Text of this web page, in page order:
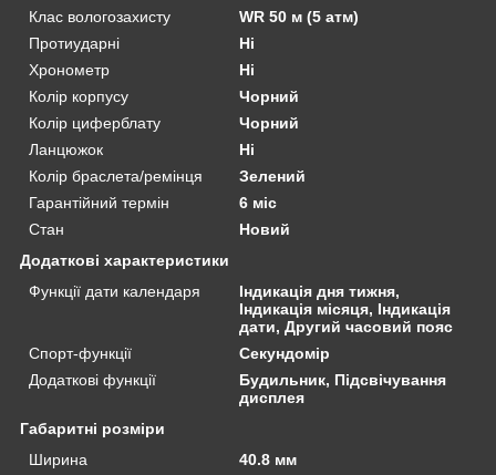
Клас вологозахисту
WR 50 м (5 атм)
Протиударні
Ні
Хронометр
Ні
Колір корпусу
Чорний
Колір циферблату
Чорний
Ланцюжок
Ні
Колір браслета/ремінця
Зелений
Гарантійний термін
6 міс
Стан
Новий
Додаткові характеристики
Функції дати календаря
Індикація дня тижня,
Індикація місяця, Індикація
дати, Другий часовий пояс
Спорт-функції
Секундомір
Додаткові функції
Будильник, Підсвічування
дисплея
Габаритні розміри
Ширина
40.8 мм